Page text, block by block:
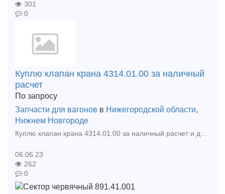
301
0
Куплю клапан крана 4314.01.00 за наличный
расчет
По запросу
Запчасти для вагонов в Нижегородской области,
Нижнем Новгороде
Куплю клапан крана 4314.01.00 за наличный расчет и другие новые вагонные зап.части
06.06.23
262
0